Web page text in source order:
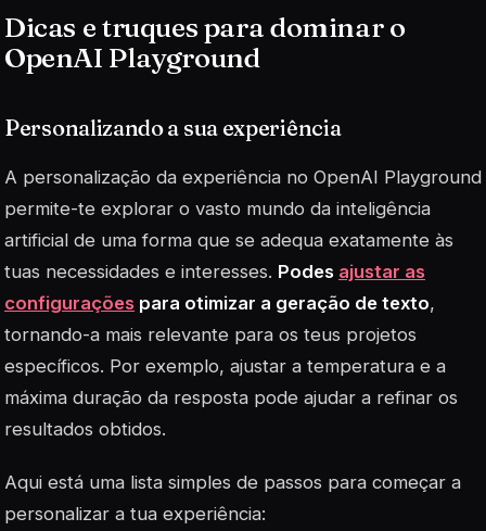
Dicas e truques para dominar o
OpenAI Playground
Personalizando a sua experiência
A personalização da experiência no OpenAI Playground
permite-te explorar o vasto mundo da inteligência
artificial de uma forma que se adequa exatamente às
tuas necessidades e interesses. Podes ajustar as
configurações para otimizar a geração de texto,
tornando-a mais relevante para os teus projetos
específicos. Por exemplo, ajustar a temperatura e a
máxima duração da resposta pode ajudar a refinar os
resultados obtidos.
Aqui está uma lista simples de passos para começar a
personalizar a tua experiência: